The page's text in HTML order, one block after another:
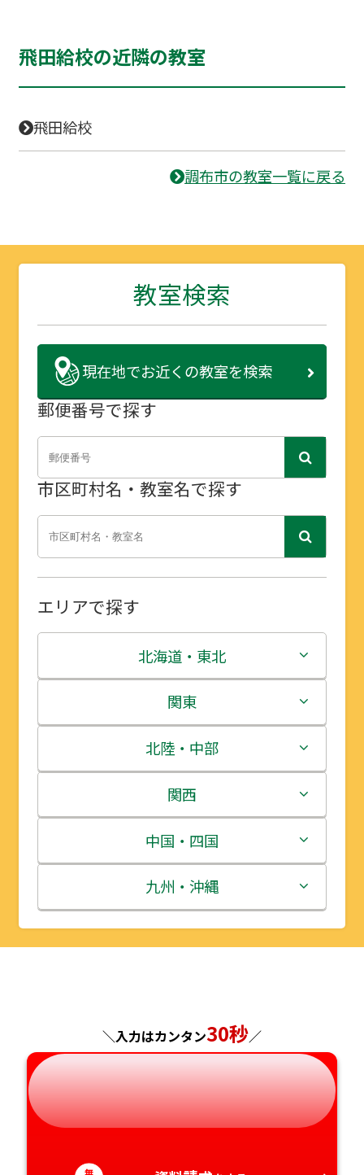
飛田給校の近隣の教室
飛田給校
調布市の教室一覧に戻る
教室検索
現在地でお近くの教室を検索
郵便番号で探す
市区町村名・教室名で探す
エリアで探す
北海道・東北
北海道
青森県
岩手県
宮城県
秋田県
山形県
関東
茨城県
栃木県
群馬県
埼玉県
千葉県
北陸・中部
新潟県
富山県
石川県
福井県
静岡県
関西
三重県
滋賀県
京都府
和歌山県
中国・四国
鳥取県
島根県
山口県
徳島県
九州・沖縄
福岡県
熊本県
大分県
＼入力はカンタン30秒／
無